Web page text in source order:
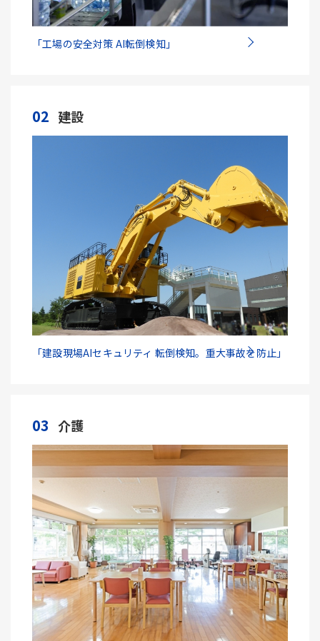
「工場の安全対策 AI転倒検知」
02 建設
「建設現場AIセキュリティ 転倒検知。重大事故を防止」
03 介護